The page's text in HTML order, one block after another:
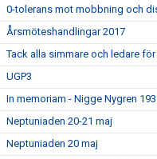
0-tolerans mot mobbning och
Årsmöteshandlingar 2017
Tack alla simmare och ledare
UGP3
In memoriam - Nigge Nygren
Neptuniaden 20-21 maj
Neptuniaden 20 maj